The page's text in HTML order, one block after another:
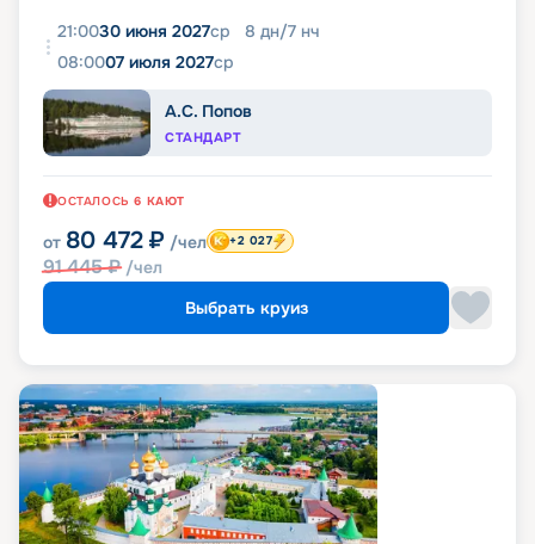
21:0030 июня 2027ср 8 дн/7 нч
08:0007 июля 2027ср
А.С. Попов
СТАНДАРТ
ОСТАЛОСЬ 6 КАЮТ
от 80 472 ₽ /чел
91 445₽ /чел
+2 027
Выбрать круиз